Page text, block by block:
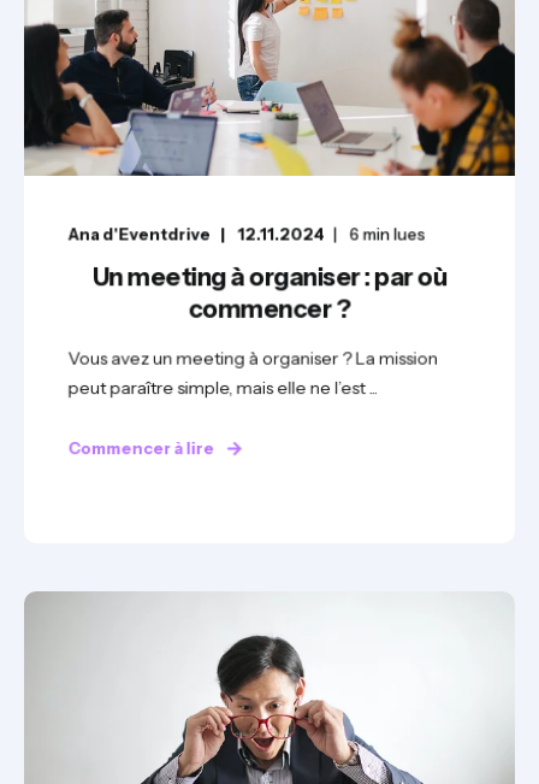
Ana d'Eventdrive 12.11.2024 6min lues
Un meeting à organiser : par où
commencer ?
Vous avez un meeting à organiser ? La mission
peut paraître simple, mais elle ne l’est ...
Commencer à lire